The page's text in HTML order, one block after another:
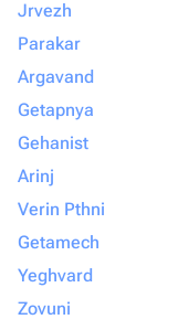
Jrvezh
Parakar
Argavand
Getapnya
Gehanist
Arinj
Verin Pthni
Getamech
Yeghvard
Zovuni